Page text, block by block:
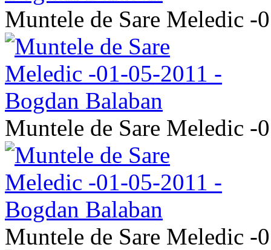
Muntele de Sare Meledic -
Muntele de Sare Meledic -
Muntele de Sare Meledic -